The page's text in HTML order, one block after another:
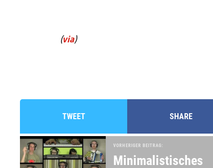
(via)
TWEET SHARE
VORHERIGER BEITRAG:
Minimalistisches